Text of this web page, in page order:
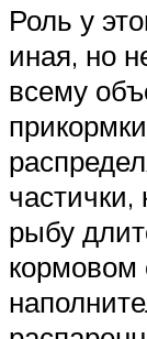
Роль у
иная, но
всему
рыбу
кормовом